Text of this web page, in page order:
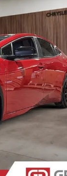
Affaire